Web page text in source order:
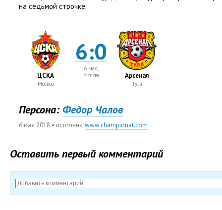
на седьмой строчке.
ЦСКА
Москва
6:0
6 мая,
Москва
Арсенал
Тула
Персона: Федор Чалов
6 мая 2018 • источник:www.championat.com
Оставить первый комментарий